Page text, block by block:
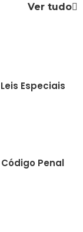
Ver tudo
Leis Especiais
Código Penal